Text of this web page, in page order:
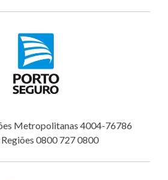
Metropolitanas 4004-76786
0800 727 0800